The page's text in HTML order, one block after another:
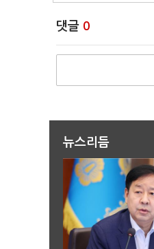
댓글 0
뉴스리듬